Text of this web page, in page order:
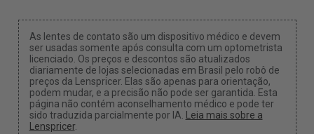
As lentes de contato são um dispositivo médico e devem
ser usadas somente após consulta com um optometrista
licenciado. Os preços e descontos são atualizados
diariamente de lojas selecionadas em Brasil pelo robô de
preços da Lenspricer. Elas são apenas para orientação,
podem mudar, e a precisão não pode ser garantida. Esta
página não contém aconselhamento médico e pode ter
sido traduzida parcialmente por IA. Leia mais sobre a
Lenspricer.